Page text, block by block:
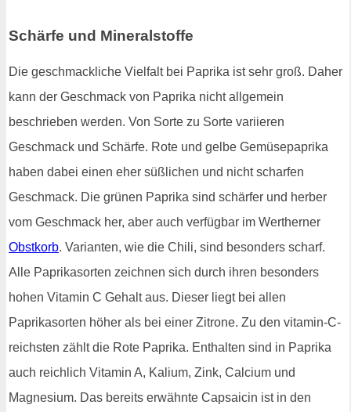
Schärfe und Mineralstoffe
Die geschmackliche Vielfalt bei Paprika ist sehr groß. Daher
kann der Geschmack von Paprika nicht allgemein
beschrieben werden. Von Sorte zu Sorte variieren
Geschmack und Schärfe. Rote und gelbe Gemüsepaprika
haben dabei einen eher süßlichen und nicht scharfen
Geschmack. Die grünen Paprika sind schärfer und herber
vom Geschmack her, aber auch verfügbar im Wertherner
Obstkorb. Varianten, wie die Chili, sind besonders scharf.
Alle Paprikasorten zeichnen sich durch ihren besonders
hohen Vitamin C Gehalt aus. Dieser liegt bei allen
Paprikasorten höher als bei einer Zitrone. Zu den vitamin-C-
reichsten zählt die Rote Paprika. Enthalten sind in Paprika
auch reichlich Vitamin A, Kalium, Zink, Calcium und
Magnesium. Das bereits erwähnte Capsaicin ist in den